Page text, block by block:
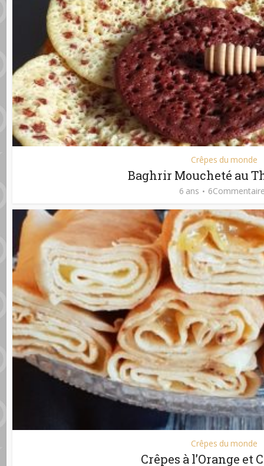
Crêpes du monde
Baghrir Moucheté au
6 ans
Crêpes du monde
Crêpes à l’Orange et